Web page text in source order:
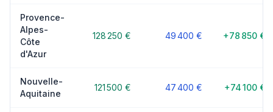
Provence-
Alpes-
Côte
d'Azur
128 250 € 49 400 € +78 850 €
Nouvelle-
Aquitaine
121 500 € 47 400 € +74 100 €